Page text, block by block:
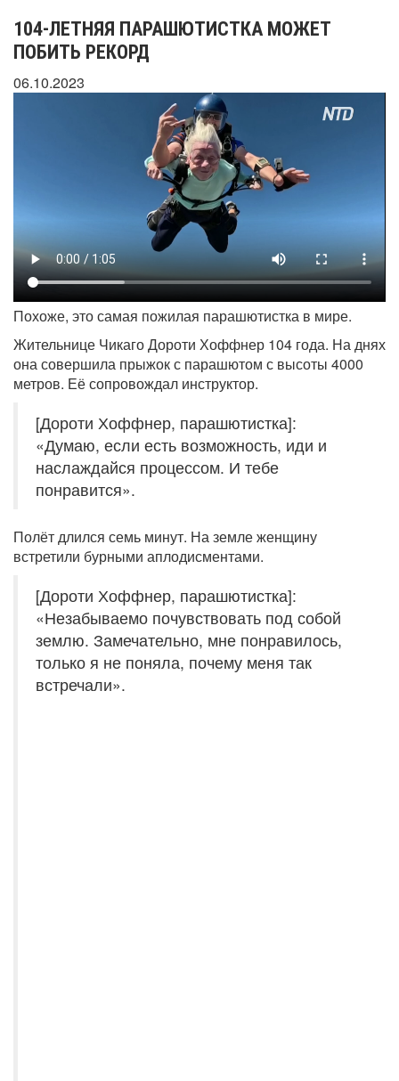
104-ЛЕТНЯЯ ПАРАШЮТИСТКА МОЖЕТ
ПОБИТЬ РЕКОРД
06.10.2023
Похоже, это самая пожилая парашютистка в мире.
Жительнице Чикаго Дороти Хоффнер 104 года. На днях
она совершила прыжок с парашютом с высоты 4000
метров. Её сопровождал инструктор.
[Дороти Хоффнер, парашютистка]:
«Думаю, если есть возможность, иди и
наслаждайся процессом. И тебе
понравится».
Полёт длился семь минут. На земле женщину
встретили бурными аплодисментами.
[Дороти Хоффнер, парашютистка]:
«Незабываемо почувствовать под собой
землю. Замечательно, мне понравилось,
только я не поняла, почему меня так
встречали».